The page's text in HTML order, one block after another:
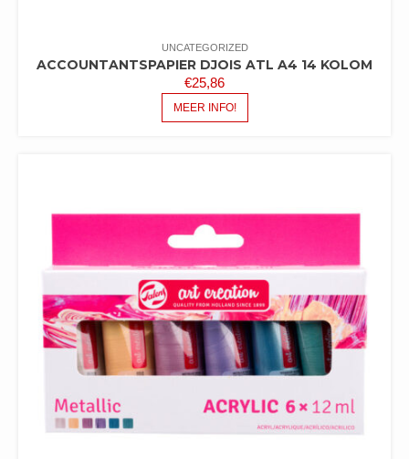
UNCATEGORIZED
ACCOUNTANTSPAPIER DJOIS ATL A4 14 KOLOM
€25,86
MEER INFO!